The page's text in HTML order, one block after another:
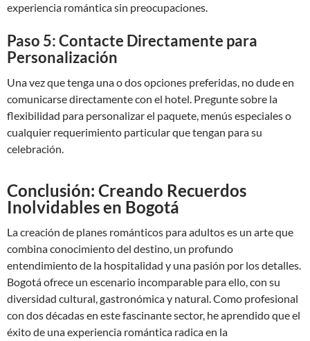
experiencia romántica sin preocupaciones.
Paso 5: Contacte Directamente para
Personalización
Una vez que tenga una o dos opciones preferidas, no dude en
comunicarse directamente con el hotel. Pregunte sobre la
flexibilidad para personalizar el paquete, menús especiales o
cualquier requerimiento particular que tengan para su
celebración.
Conclusión: Creando Recuerdos
Inolvidables en Bogotá
La creación de planes románticos para adultos es un arte que
combina conocimiento del destino, un profundo
entendimiento de la hospitalidad y una pasión por los detalles.
Bogotá ofrece un escenario incomparable para ello, con su
diversidad cultural, gastronómica y natural. Como profesional
con dos décadas en este fascinante sector, he aprendido que el
éxito de una experiencia romántica radica en la